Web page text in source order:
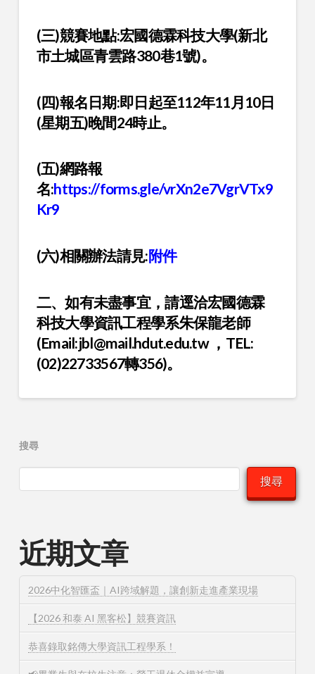
(三)競賽地點:宏國德霖科技大學(新北
市土城區青雲路380巷1號)。
(四)報名日期:即日起至112年11月10日
(星期五)晚間24時止。
(五)網路報
名:https://forms.gle/vrXn2e7VgrVTx9
Kr9
(六)相關辦法請見:附件
二、如有未盡事宜，請逕洽宏國德霖
科技大學資訊工程學系朱保龍老師
(Email:jbl@mail.hdut.edu.tw ，TEL:
(02)22733567轉356)。
搜尋
搜尋
近期文章
2026中化智匯盃｜AI跨域解題，讓創新走進產業現場
【2026 和泰 AI 黑客松】競賽資訊
恭喜錄取銘傳大學資訊工程學系！